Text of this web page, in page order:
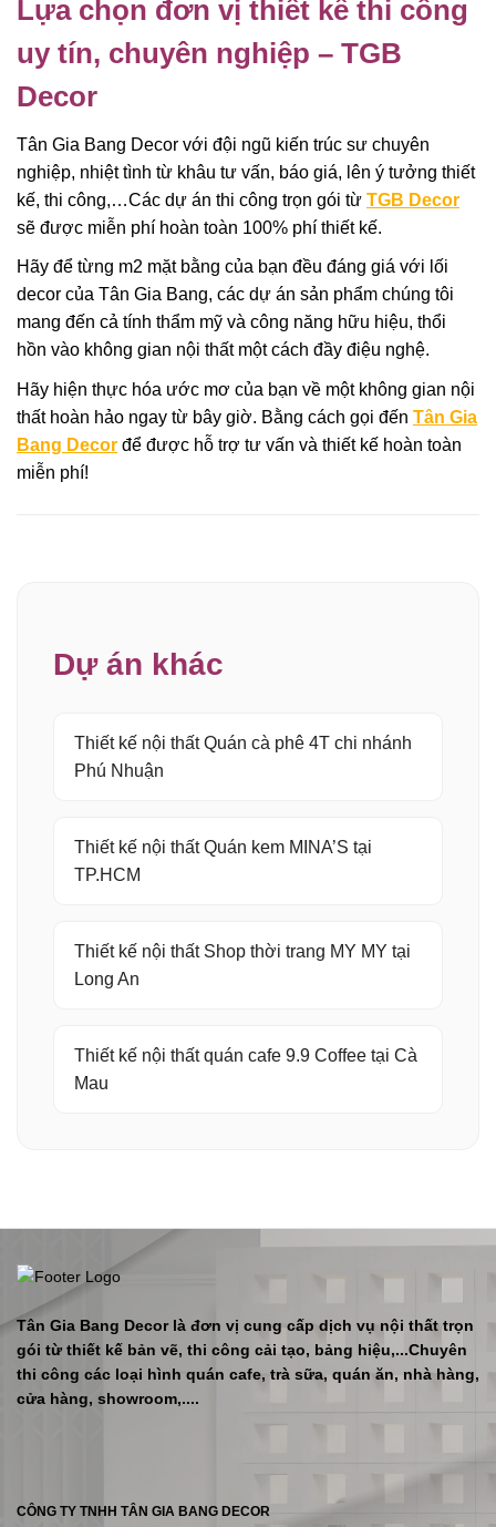
Lựa chọn đơn vị thiết kế thi công
uy tín, chuyên nghiệp – TGB
Decor
Tân Gia Bang Decor với đội ngũ kiến trúc sư chuyên
nghiệp, nhiệt tình từ khâu tư vấn, báo giá, lên ý tưởng thiết
kế, thi công,…Các dự án thi công trọn gói từ TGB Decor
sẽ được miễn phí hoàn toàn 100% phí thiết kế.
Hãy để từng m2 mặt bằng của bạn đều đáng giá với lối
decor của Tân Gia Bang, các dự án sản phẩm chúng tôi
mang đến cả tính thẩm mỹ và công năng hữu hiệu, thổi
hồn vào không gian nội thất một cách đầy điệu nghệ.
Hãy hiện thực hóa ước mơ của bạn về một không gian nội
thất hoàn hảo ngay từ bây giờ. Bằng cách gọi đến Tân Gia
Bang Decor để được hỗ trợ tư vấn và thiết kế hoàn toàn
miễn phí!
Dự án khác
Thiết kế nội thất Quán cà phê 4T chi nhánh
Phú Nhuận
Thiết kế nội thất Quán kem MINA’S tại
TP.HCM
Thiết kế nội thất Shop thời trang MY MY tại
Long An
Thiết kế nội thất quán cafe 9.9 Coffee tại Cà
Mau
Tân Gia Bang Decor là đơn vị cung cấp dịch vụ nội thất trọn
gói từ thiết kế bản vẽ, thi công cải tạo, bảng hiệu,...Chuyên
thi công các loại hình quán cafe, trà sữa, quán ăn, nhà hàng,
cửa hàng, showroom,....
CÔNG TY TNHH TÂN GIA BANG DECOR